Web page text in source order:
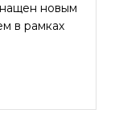
новым
в рамках